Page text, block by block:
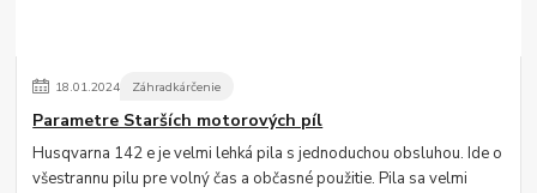
18.01.2024 Záhradkárčenie
Parametre Starších motorových píl
Husqvarna 142 e je velmi lehká pila s jednoduchou obsluhou. Ide o
všestrannu pilu pre volný čas a občasné použitie. Pila sa velmi